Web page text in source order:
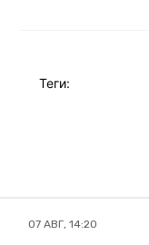
Теги:
07 АВГ, 14:20